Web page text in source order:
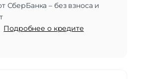
СберБанка – без взноса и
Подробнее о кредите